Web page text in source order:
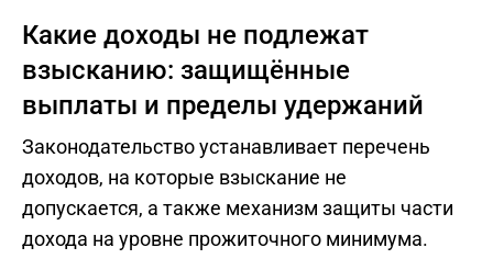
Какие доходы не подлежат
взысканию: защищённые
выплаты и пределы удержаний
Законодательство устанавливает перечень
доходов, на которые взыскание не
допускается, а также механизм защиты части
дохода на уровне прожиточного минимума.